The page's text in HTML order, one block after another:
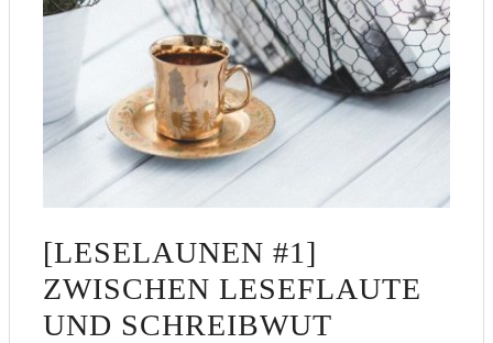
[LESELAUNEN #1]
ZWISCHEN LESEFLAUTE
UND SCHREIBWUT